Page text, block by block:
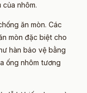
nhôm.
ăn mòn. Các
mòn đặc biệt cho
hàn bảo vệ bằng
ống nhôm tương